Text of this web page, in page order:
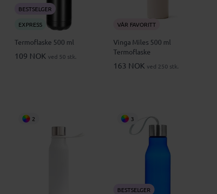
BESTSELGER
EXPRESS
Termoflaske 500 ml
109 NOK ved 50 stk.
VÅR FAVORITT
Vinga Miles 500 ml
Termoflaske
163 NOK ved 250 stk.
2 3
BESTSELGER